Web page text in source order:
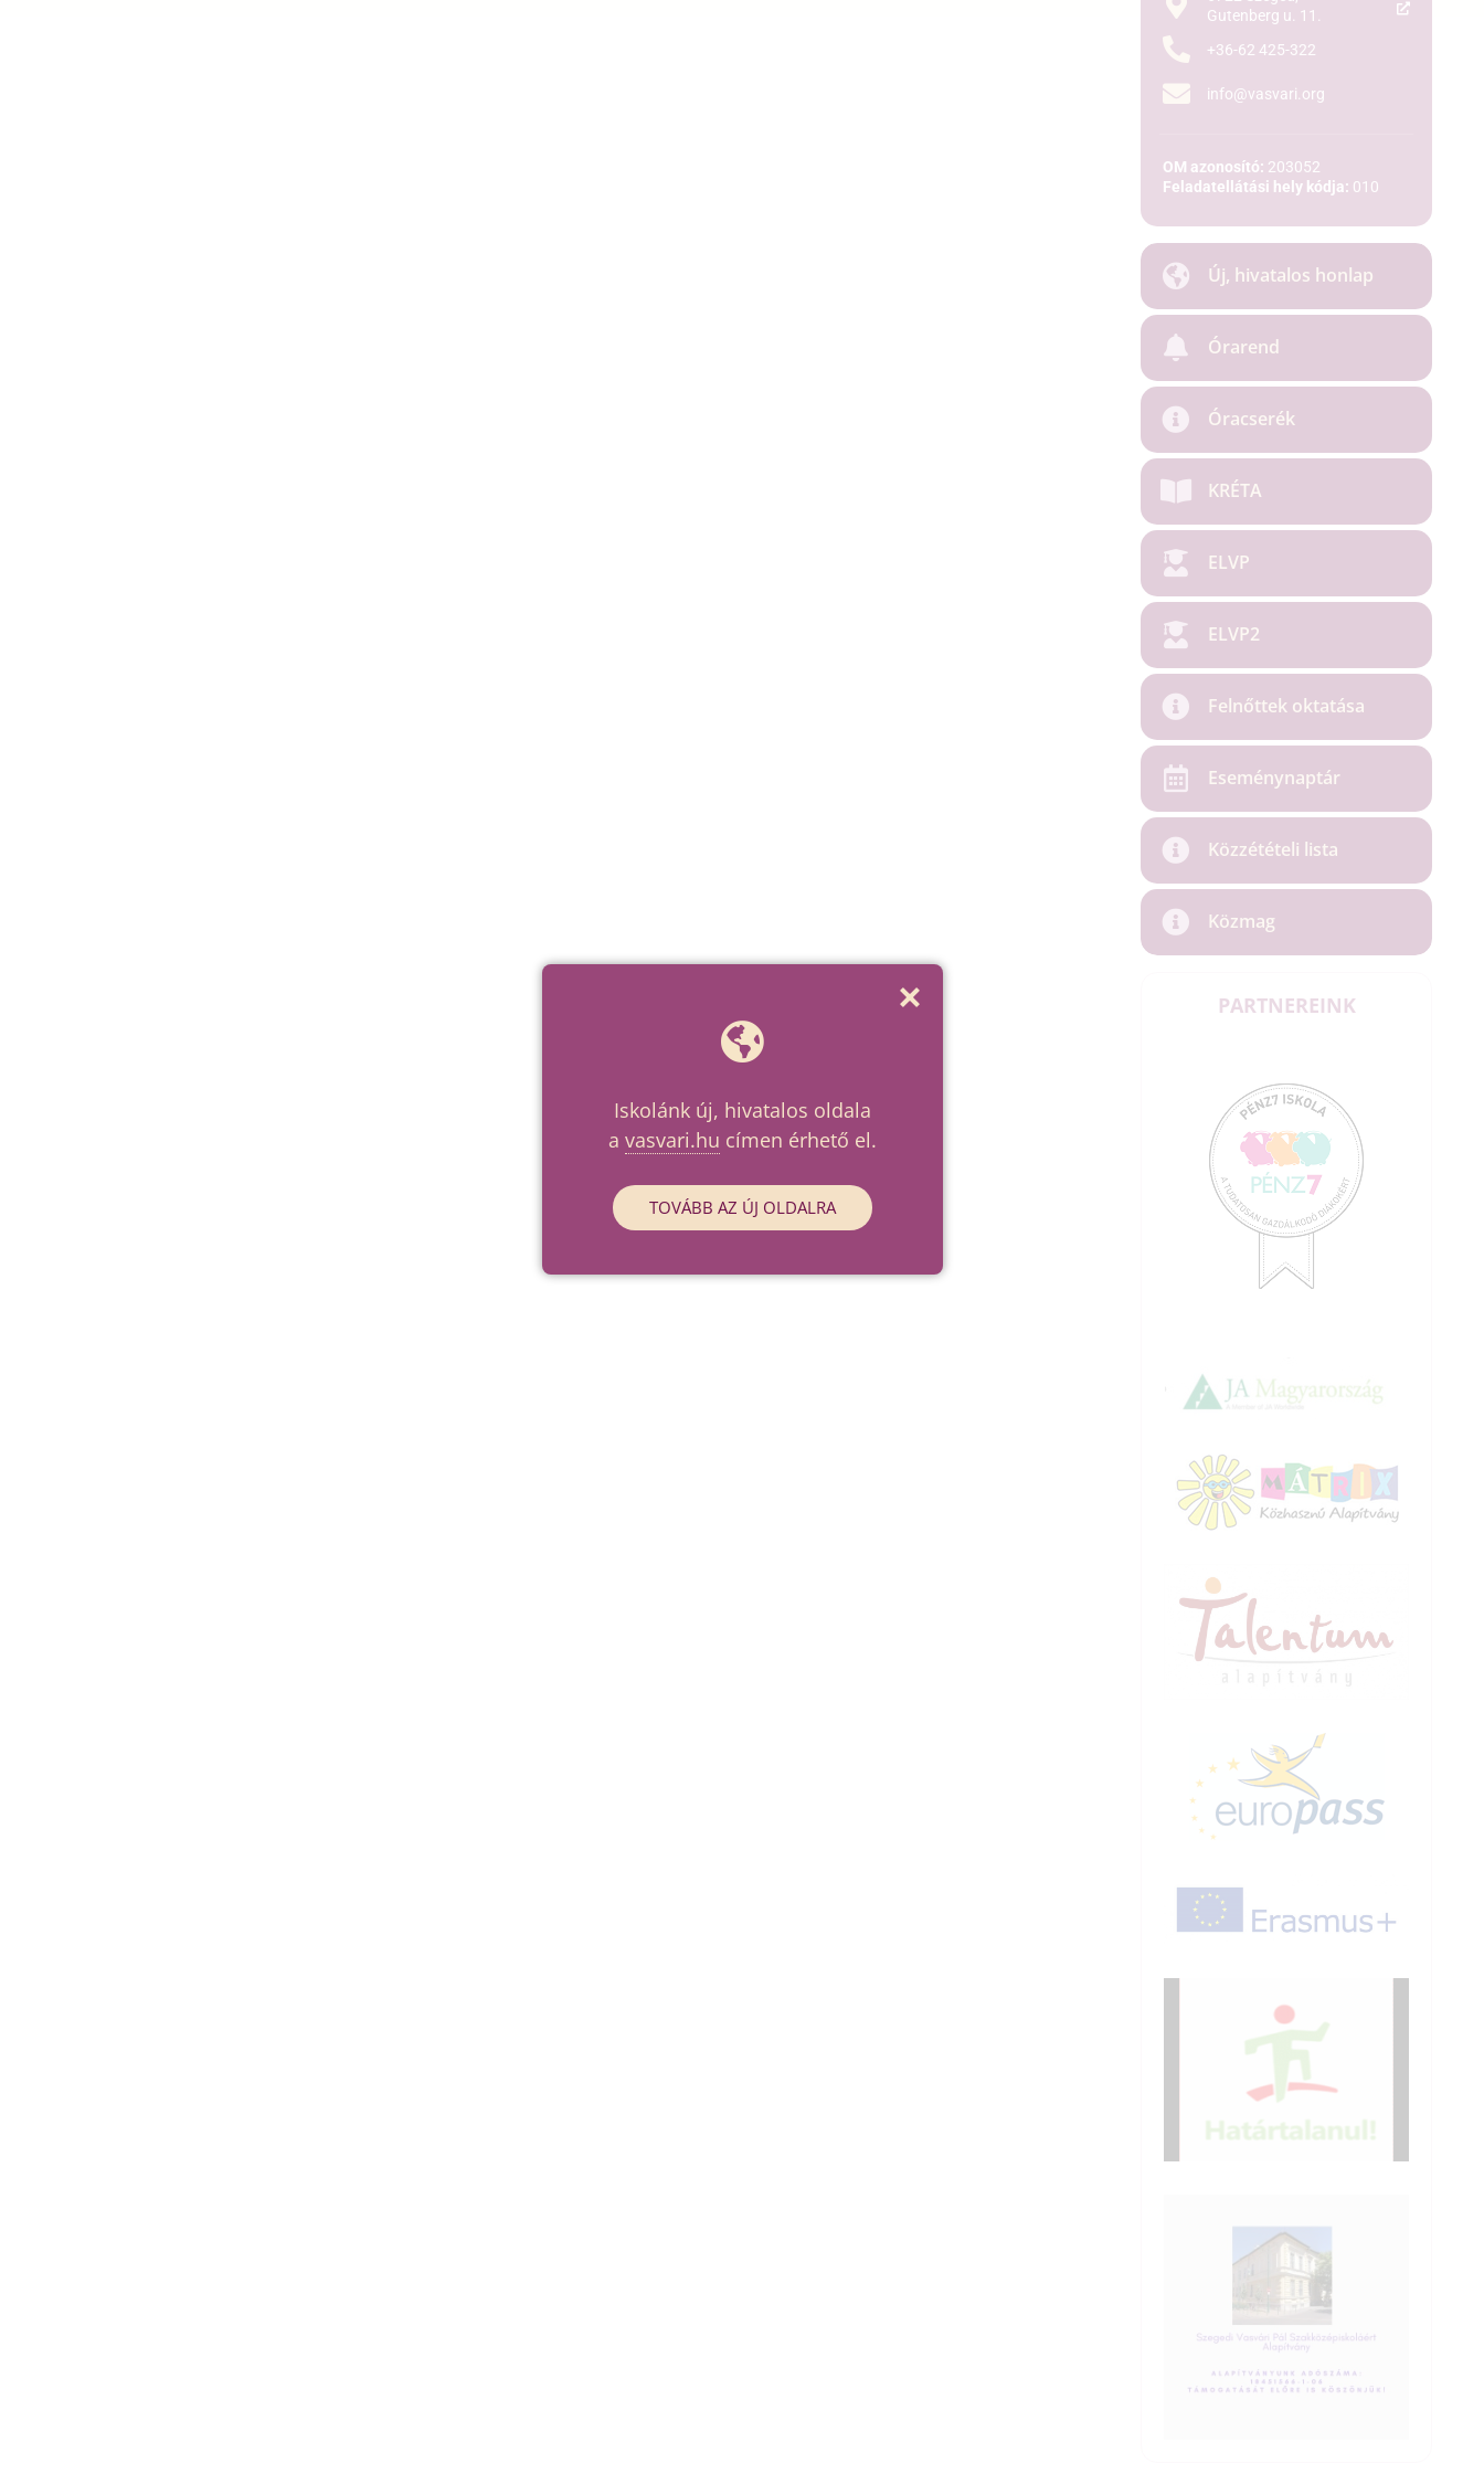
Gutenberg u. 11.
+36-62 425-322
info@vasvari.org
OM azonosító: 203052
Feladatellátási hely kódja: 010
Új, hivatalos honlap
Órarend
Óracserék
KRÉTA
ELVP
ELVP2
Felnőttek oktatása
Eseménynaptár
Közzétételi lista
Közmag
PARTNEREINK
Iskolánk új, hivatalos oldala
a vasvari.hu címen érhető el.
TOVÁBB AZ ÚJ OLDALRA